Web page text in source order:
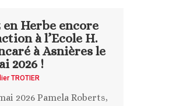
en Herbe encore
à l’Ecole H.
à Asnières le
2026 !
TROTIER
2026 Pamela Roberts,